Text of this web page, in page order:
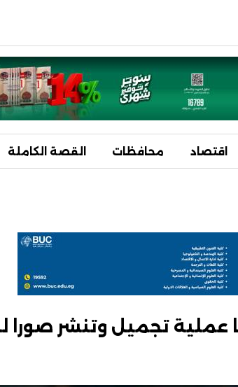
اقتصاد محافظات القصة الكاملة
عملية تجميل وتنشر صورا